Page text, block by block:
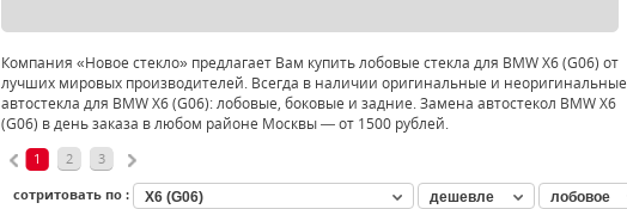
Компания «Новое стекло» предлагает Вам купить лобовые стекла для BMW X6 (G06) от
лучших мировых производителей. Всегда в наличии оригинальные и неоригинальные
автостекла для BMW X6 (G06): лобовые, боковые и задние. Замена автостекол BMW X6
(G06) в день заказа в любом районе Москвы — от 1500 рублей.
1 2
3
сотритовать по :
X6 (G06) дешевле лобовое